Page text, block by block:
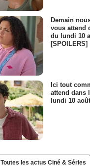
Demain
vous attend
du lundi 10
[SPOILERS]
Ici tout
attend dans
lundi 10
Toutes les actus Ciné & Séries